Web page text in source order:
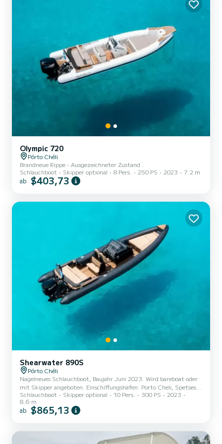
Olympic 720
Pórto Chéli
Brandneue Rippe - Ausgezeichneter Zustand
Schlauchboot
Skipper optional 8 Pers. 250 PS 2023 7.2 m
ab $403,73
Shearwater 890S
Pórto Chéli
Nagelneues Schlauchboot, Baujahr Juni 2023. Wird bareboat oder
mit Skipper angeboten. Einschiffungshäfen: Porto Cheli, Spetses
oder Hydra
Schlauchboot Skipper optional 10 Pers. 300 PS
2023
8.6 m
ab $865,13